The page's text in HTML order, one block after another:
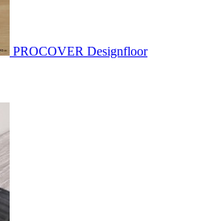
PROCOVER Designfloor